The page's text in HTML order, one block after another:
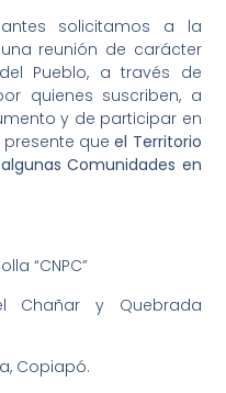
solicitamos a la
reunión de carácter
Pueblo, a través de
quienes suscriben, a
y de participar en
presente queel Territorio
Comunidades en
“CNPC”
Chañar y Quebrada
Copiapó.